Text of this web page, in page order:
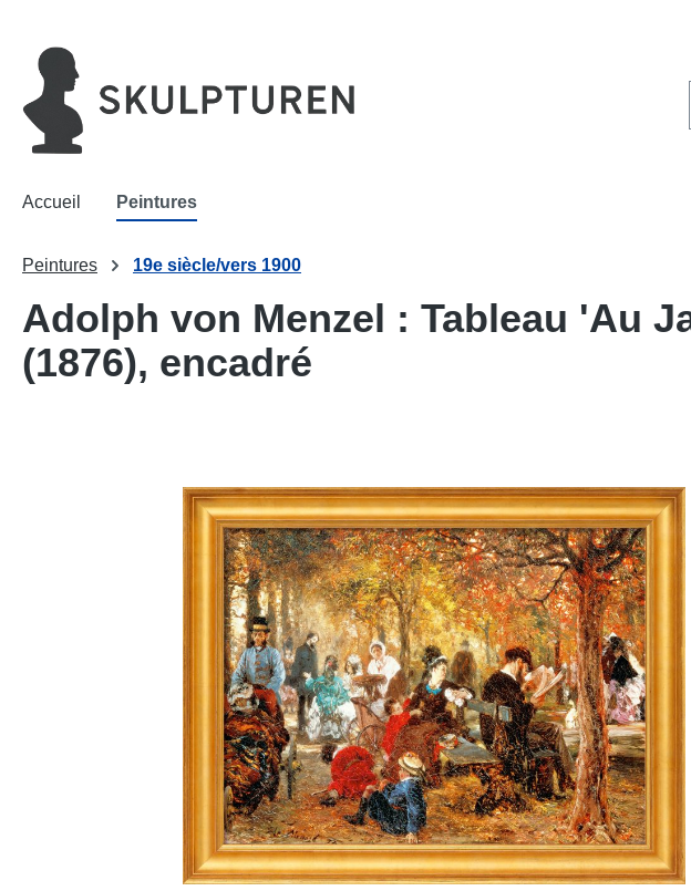
Accueil Peintures
Peintures 19e siècle/vers 1900
Adolph von Menzel : Tableau 'Au
(1876), encadré